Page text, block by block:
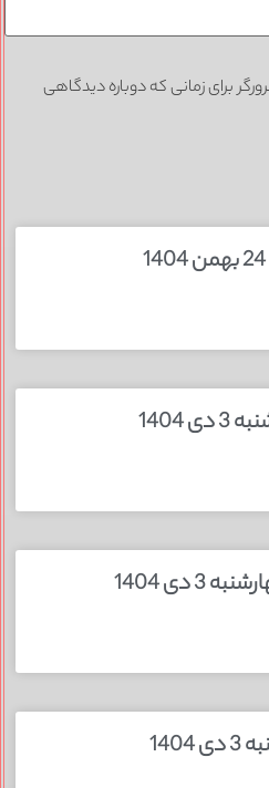
برای زمانی که دوباره دیدگاهی
دی 1404